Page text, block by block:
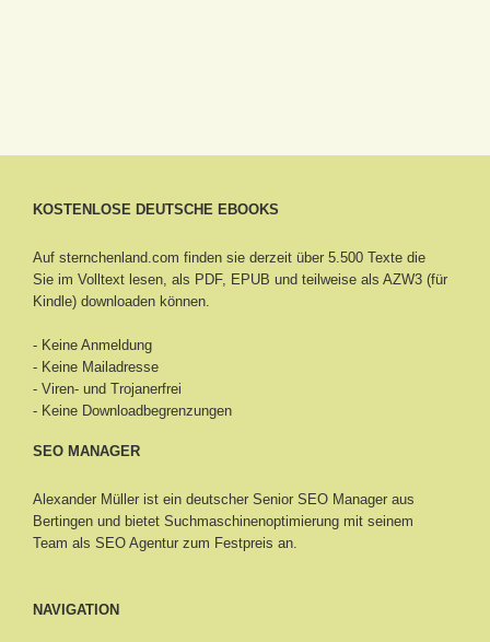
KOSTENLOSE DEUTSCHE EBOOKS
Auf sternchenland.com finden sie derzeit über 5.500 Texte die
Sie im Volltext lesen, als PDF, EPUB und teilweise als AZW3 (für
Kindle) downloaden können.
- Keine Anmeldung
- Keine Mailadresse
- Viren- und Trojanerfrei
- Keine Downloadbegrenzungen
SEO MANAGER
Alexander Müller ist ein deutscher Senior SEO Manager aus
Bertingen und bietet Suchmaschinenoptimierung mit seinem
Team als SEO Agentur zum Festpreis an.
NAVIGATION